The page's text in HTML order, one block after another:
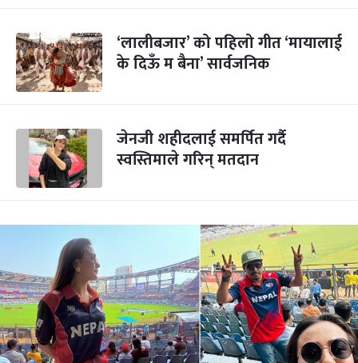
‘लालीबजार’ को पहिलो गीत ‘मायालाई
के दिऊँ म बैना’ सार्वजनिक
जेनजी शहीदलाई समर्पित गर्दै
स्वस्तिमाले गरिन् मतदान